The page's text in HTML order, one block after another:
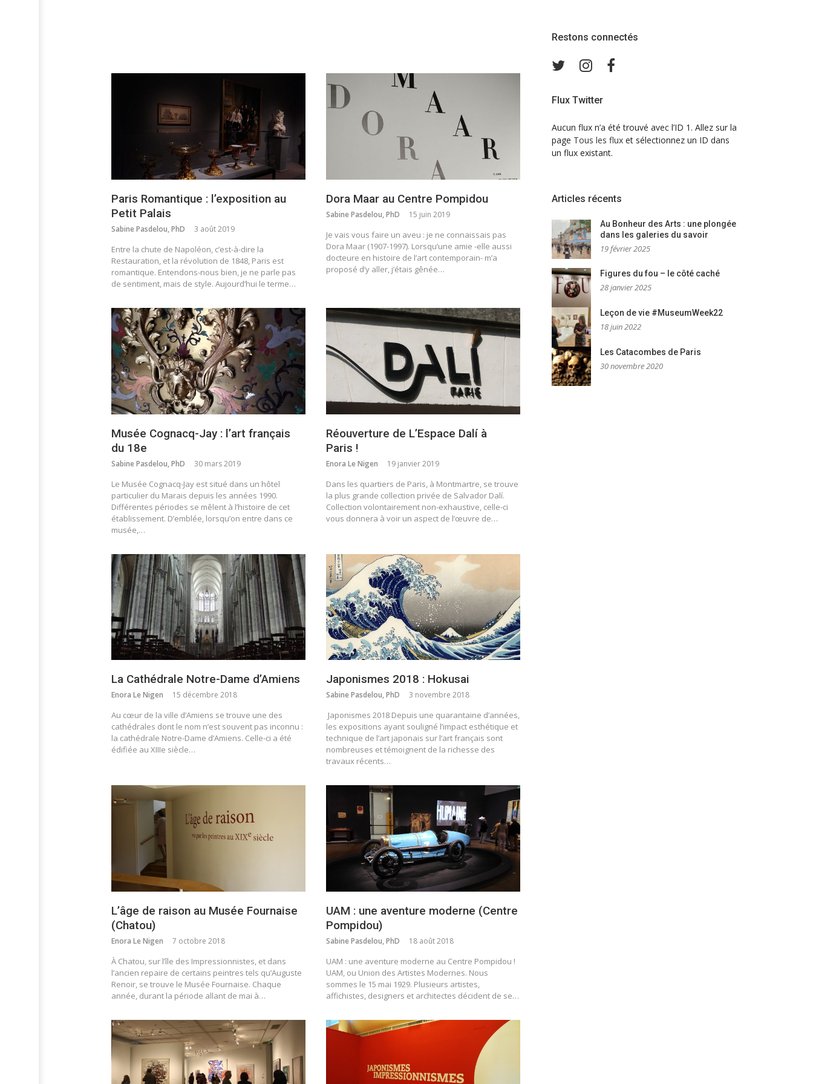
Paris Romantique : l’exposition au
Petit Palais
Sabine Pasdelou, PhD 3 août 2019
Entre la chute de Napoléon, c’est-à-dire la
Restauration, et la révolution de 1848, Paris est
romantique. Entendons-nous bien, je ne parle pas
de sentiment, mais de style. Aujourd’hui le terme…
Dora Maar au Centre Pompidou
Sabine Pasdelou, PhD 15 juin 2019
Je vais vous faire un aveu : je ne connaissais pas
Dora Maar (1907-1997). Lorsqu’une amie -elle aussi
docteure en histoire de l’art contemporain- m’a
proposé d’y aller, j’étais gênée…
Musée Cognacq-Jay : l’art français
du 18e
Sabine Pasdelou, PhD 30 mars 2019
Le Musée Cognacq-Jay est situé dans un hôtel
particulier du Marais depuis les années 1990.
Différentes périodes se mêlent à l’histoire de cet
établissement. D’emblée, lorsqu’on entre dans ce
musée,…
Réouverture de L’Espace Dalí à
Paris !
Enora Le Nigen 19 janvier 2019
Dans les quartiers de Paris, à Montmartre, se trouve
la plus grande collection privée de Salvador Dalí.
Collection volontairement non-exhaustive, celle-ci
vous donnera à voir un aspect de l’œuvre de…
La Cathédrale Notre-Dame d’Amiens
Enora Le Nigen 15 décembre 2018
Au cœur de la ville d’Amiens se trouve une des
cathédrales dont le nom n’est souvent pas inconnu :
la cathédrale Notre-Dame d’Amiens. Celle-ci a été
édifiée au XIIIe siècle…
Japonismes 2018 : Hokusai
Sabine Pasdelou, PhD 3 novembre 2018
Japonismes 2018 Depuis une quarantaine d’années,
les expositions ayant souligné l’impact esthétique et
technique de l’art japonais sur l’art français sont
nombreuses et témoignent de la richesse des
travaux récents…
L’âge de raison au Musée Fournaise
(Chatou)
Enora Le Nigen 7 octobre 2018
À Chatou, sur l’île des Impressionnistes, et dans
l’ancien repaire de certains peintres tels qu’Auguste
Renoir, se trouve le Musée Fournaise. Chaque
année, durant la période allant de mai à…
UAM : une aventure moderne (Centre
Pompidou)
Sabine Pasdelou, PhD 18 août 2018
UAM : une aventure moderne au Centre Pompidou !
UAM, ou Union des Artistes Modernes. Nous
sommes le 15 mai 1929. Plusieurs artistes,
affichistes, designers et architectes décident de se…
Restons connectés
TwitterInstagram
Flux Twitter
Aucun flux n’a été trouvé avec l’ID 1. Allez sur la
page Tous les flux et sélectionnez un ID dans
un flux existant.
Articles récents
Au Bonheur des Arts : une plongée
dans les galeries du savoir
19 février 2025
Figures du fou – le côté caché
28 janvier 2025
Leçon de vie #MuseumWeek22
18 juin 2022
Les Catacombes de Paris
30 novembre 2020